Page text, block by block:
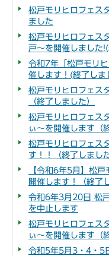
松戸モリヒロフェス
ました
松戸モリヒロフェス
戸～を開催しました
令和7年「松戸モリ
催します！(終了しま
松戸モリヒロフェス
（終了しました）
松戸モリヒロフェス
ぃ～を開催します（
松戸モリヒロフェス
す！！（終了しました
【令和6年5月】松
開催します！（終了
令和6年3月20日 松
を中止します
松戸モリヒロフェス
ぃ～を開催します（
令和5年5月3・4・5